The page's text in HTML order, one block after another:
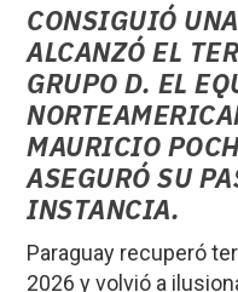
CONSIGUIÓ
ALCANZÓ EL
GRUPO D. EL
MAURICIO
ASEGURÓ SU
INSTANCIA.
Paraguay recuperó
2026 y volvió a